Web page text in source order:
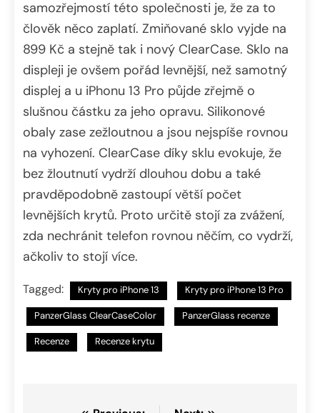
samozřejmostí této společnosti je, že za to
člověk něco zaplatí. Zmiňované sklo vyjde na
899 Kč a stejně tak i nový ClearCase. Sklo na
displeji je ovšem pořád levnější, než samotný
displej a u iPhonu 13 Pro půjde zřejmě o
slušnou částku za jeho opravu. Silikonové
obaly zase zežloutnou a jsou nejspíše rovnou
na vyhození. ClearCase díky sklu evokuje, že
bez žloutnutí vydrží dlouhou dobu a také
pravděpodobně zastoupí větší počet
levnějších krytů. Proto určitě stojí za zvážení,
zda nechránit telefon rovnou něčím, co vydrží,
ačkoliv to stojí více.
Tagged: Kryty pro iPhone 13 Kryty pro iPhone 13 Pro
PanzerGlass ClearCaseColor PanzerGlass recenze
Recenze Recenze krytu